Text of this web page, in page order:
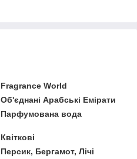
Fragrance World
Об'єднані Арабські Емірати
Парфумована вода
Квіткові
Персик, Бергамот, Лічі